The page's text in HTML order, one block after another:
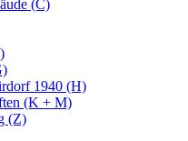
(C)
1940 (H)
(K + M)
(Z)